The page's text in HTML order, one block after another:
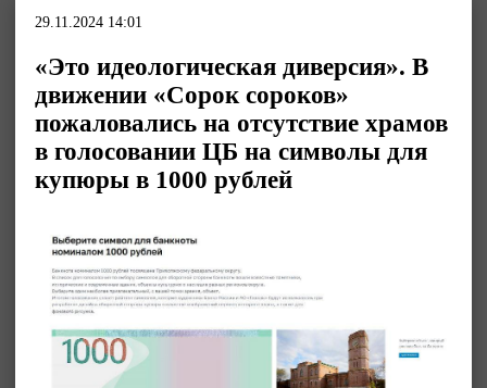
29.11.2024 14:01
«Это идеологическая диверсия». В
движении «Сорок сороков»
пожаловались на отсутствие храмов
в голосовании ЦБ на символы для
купюры в 1000 рублей